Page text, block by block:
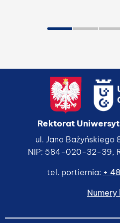
Rektorat
ul. Jana
NIP: 584-020-32-39,
tel. portiernia: +
Numery